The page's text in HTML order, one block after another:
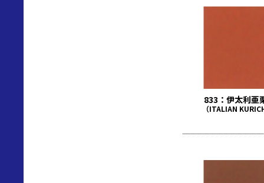
833：伊太利亜
（ITALIAN